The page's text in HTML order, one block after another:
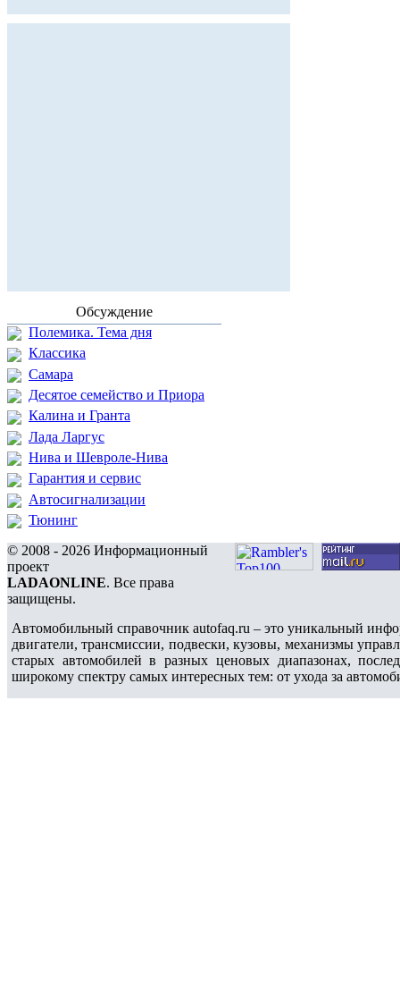
Обсуждение
Полемика. Тема дня
Классика
Самара
Десятое семейство и Приора
Калина и Гранта
Лада Ларгус
Нива и Шевроле-Нива
Гарантия и сервис
Автосигнализации
Тюнинг
© 2008 - 2026 Информационный
проект
LADAONLINE. Все права
защищены.
Автомобильный справочник autofaq.ru – это уникальный
двигатели, трансмиссии, подвески, кузовы, механизмы
старых автомобилей в разных ценовых диапазонах,
широкому спектру самых интересных тем: от ухода за